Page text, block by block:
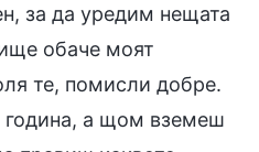
за да уредим нещата
обаче моят
те, помисли добре.
а щом вземеш